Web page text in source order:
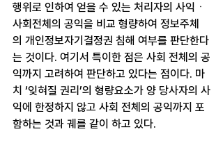
행위로 인하여 얻을 수 있는 처리자의 사익ㆍ
사회전체의 공익을 비교 형량하여 정보주체
의 개인정보자기결정권 침해 여부를 판단한다
는 것이다. 여기서 특이한 점은 사회 전체의 공
익까지 고려하여 판단하고 있다는 점이다. 마
치 ‘잊혀질 권리’의 형량요소가 양 당사자의 사
익에 한정하지 않고 사회 전체의 공익까지 포
함하는 것과 궤를 같이 하고 있다.